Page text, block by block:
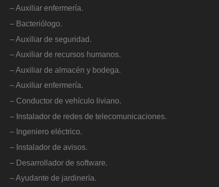
– Auxiliar enfermería.
– Bacteriólogo.
– Auxiliar de seguridad.
– Auxiliar de recursos humanos.
– Auxiliar de almacén y bodega.
– Auxiliar enfermería.
– Conductor de vehículo liviano.
– Instalador de redes de telecomunicaciones.
– Ingeniero eléctrico.
– Instalador de avisos.
– Desarrollador de software.
– Ayudante de jardinería.